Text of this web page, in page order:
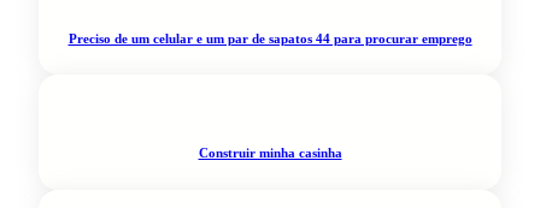
Preciso de um celular e um par de sapatos 44 para procurar emprego
Construir minha casinha